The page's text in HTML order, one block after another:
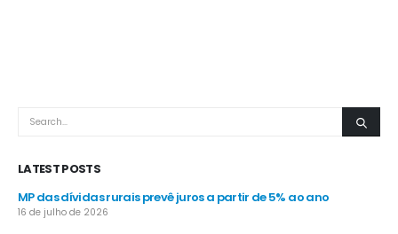
LATEST POSTS
MP das dívidas rurais prevê juros a partir de 5% ao ano
16 de julho de 2026